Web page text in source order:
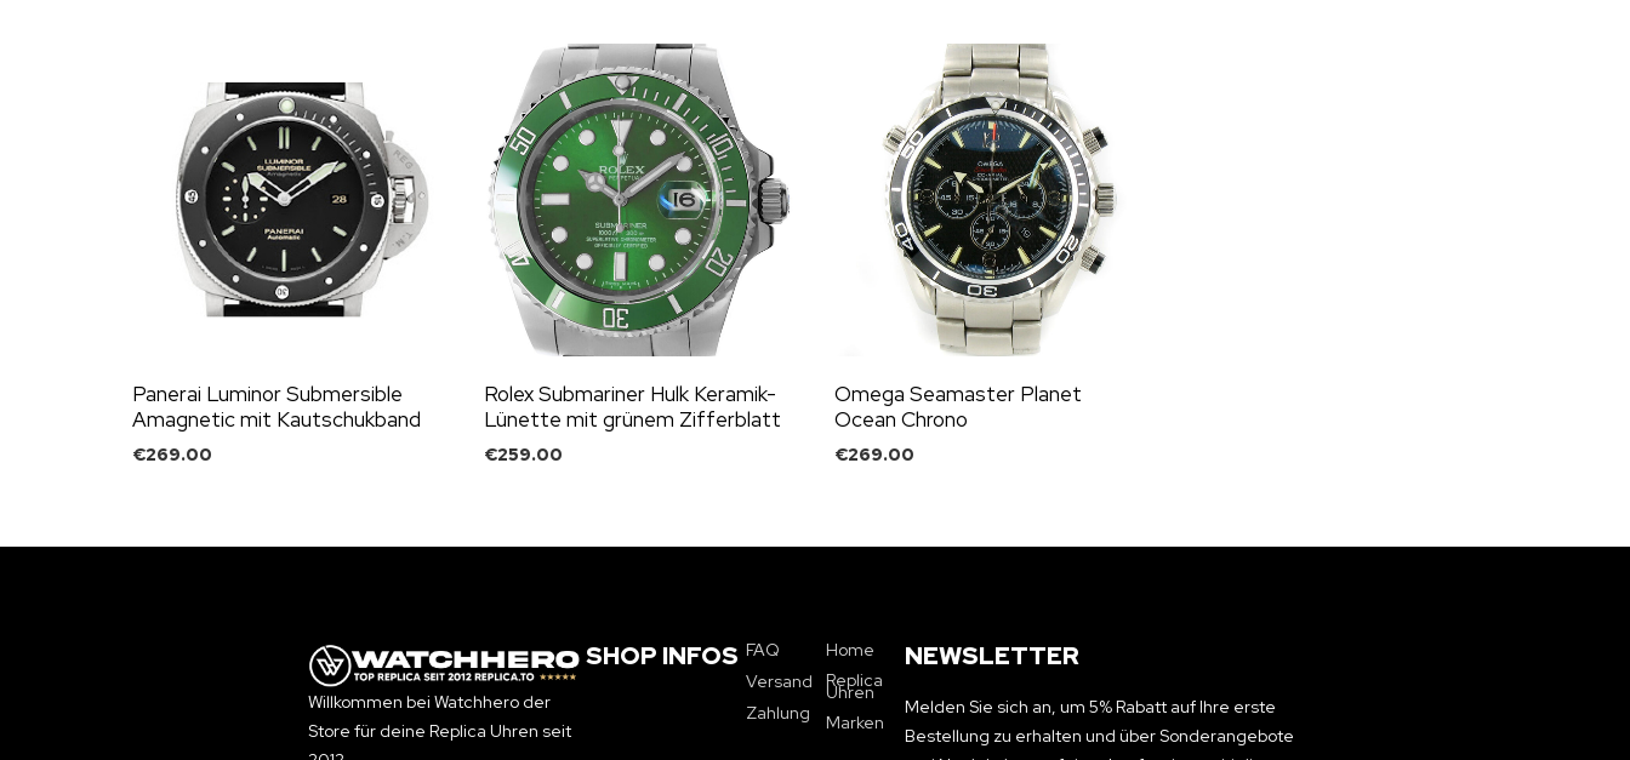
Panerai Luminor Submersible
Amagnetic mit Kautschukband
€269.00
Rolex Submariner Hulk Keramik-
Lünette mit grünem Zifferblatt
€259.00
Omega Seamaster Planet
Ocean Chrono
€269.00
Willkommen bei Watchhero der
Store für deine Replica Uhren seit
SHOP INFOS FAQ
Versand
Zahlung
Home
Replica
Uhren
Marken
NEWSLETTER
Melden Sie sich an, um 5% Rabatt auf Ihre erste
Bestellung zu erhalten und über Sonderangebote